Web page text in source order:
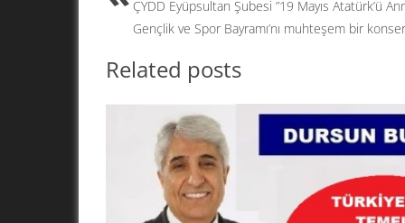
o
k
n
ÇYDD Eyüpsultan Şubesi ”19 Mayıs Atatürk’ü
Gençlik ve Spor Bayramı’nı muhteşem bir
Related posts